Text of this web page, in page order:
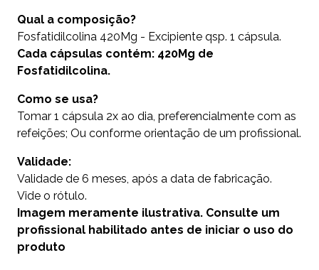
Qual a composição?
Fosfatidilcolina 420Mg - Excipiente qsp. 1 cápsula.
Cada cápsulas contém: 420Mg de
Fosfatidilcolina.
Como se usa?
Tomar 1 cápsula 2x ao dia, preferencialmente com as
refeições; Ou conforme orientação de um profissional.
Validade:
Validade de 6 meses, após a data de fabricação.
Vide o rótulo.
Imagem meramente ilustrativa. Consulte um
profissional habilitado antes de iniciar o uso do
produto